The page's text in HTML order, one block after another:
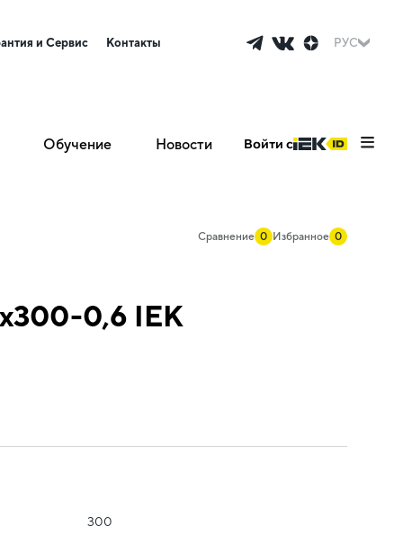
и Сервис Контакты РУС
Обучение Новости Войти с
Сравнение 0 Избранное 0
0,6 IEK
300